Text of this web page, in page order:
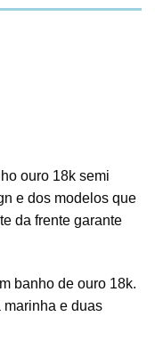
ouro 18k semi
e dos modelos que
da frente garante
banho de ouro 18k.
marinha e duas